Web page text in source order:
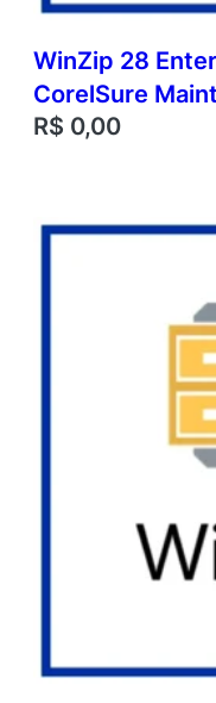
WinZip 28
CorelSure
R$ 0,00